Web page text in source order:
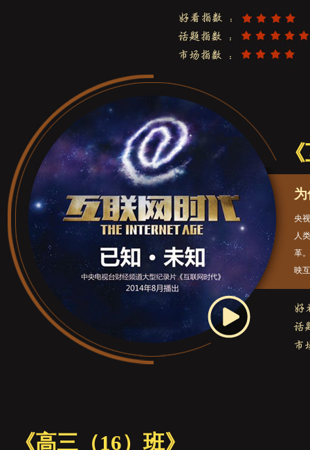
央
人
革
映
《高三（16）班》